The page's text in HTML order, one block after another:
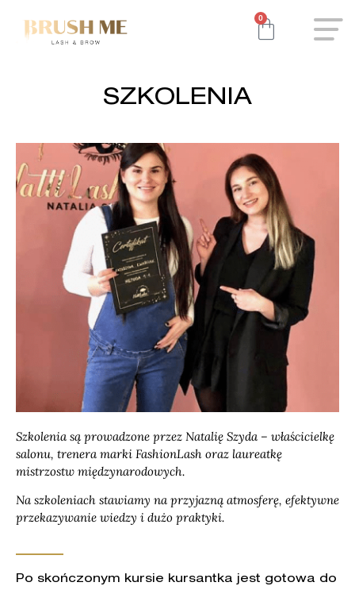
0
SZKOLENIA
Szkolenia są prowadzone przez Natalię Szyda – właścicielkę
salonu, trenera marki FashionLash oraz laureatkę
mistrzostw międzynarodowych.
Na szkoleniach stawiamy na przyjazną atmosferę, efektywne
przekazywanie wiedzy i dużo praktyki.
Po skończonym kursie kursantka jest gotowa do